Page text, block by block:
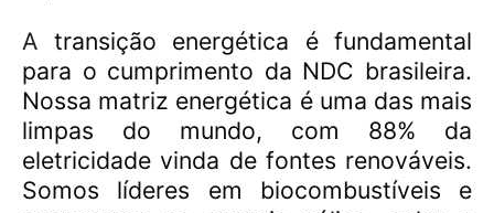
A transição energética é fundamental
para o cumprimento da NDC brasileira.
Nossa matriz energética é uma das mais
limpas do mundo, com 88% da
eletricidade vinda de fontes renováveis.
Somos líderes em biocombustíveis e